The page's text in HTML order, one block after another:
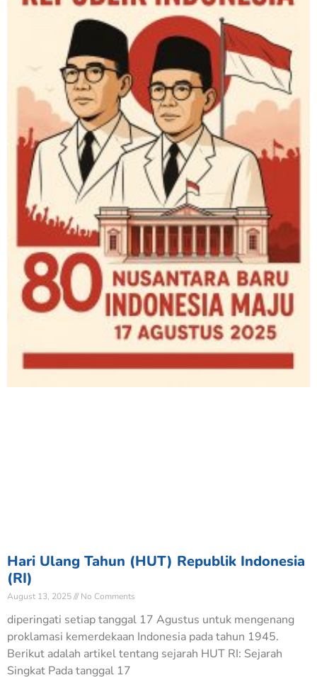
Hari Ulang Tahun (HUT) Republik Indonesia
(RI)
August 13, 2025 No Comments
diperingati setiap tanggal 17 Agustus untuk mengenang
proklamasi kemerdekaan Indonesia pada tahun 1945.
Berikut adalah artikel tentang sejarah HUT RI: Sejarah
Singkat Pada tanggal 17